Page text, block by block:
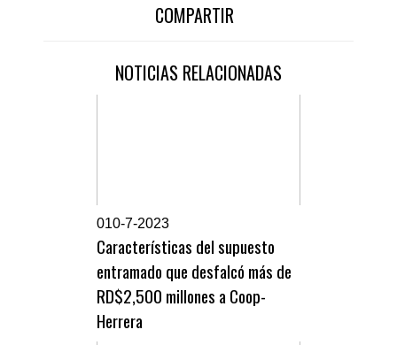
COMPARTIR
NOTICIAS RELACIONADAS
010-7-2023
Características del supuesto
entramado que desfalcó más de
RD$2,500 millones a Coop-
Herrera